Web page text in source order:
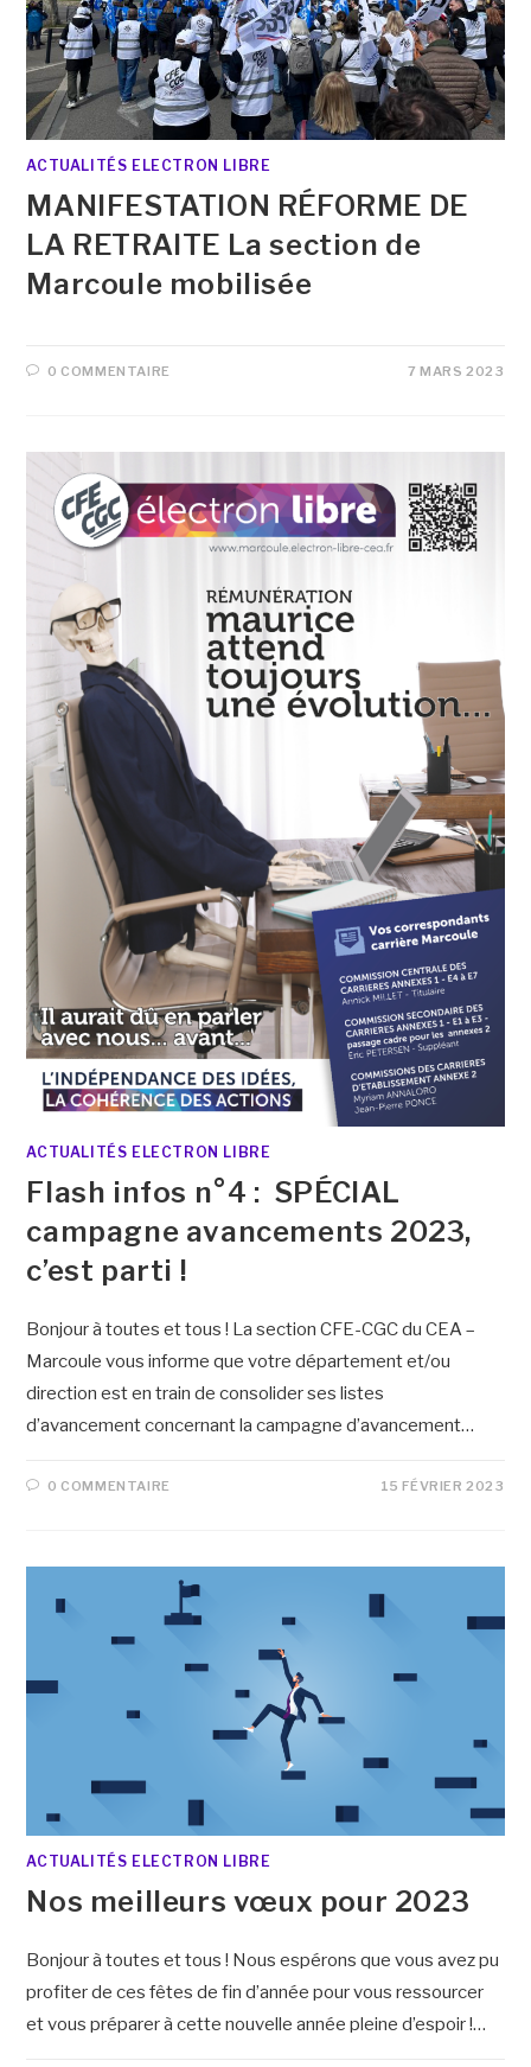
ACTUALITÉS ELECTRON LIBRE
MANIFESTATION RÉFORME DE
LA RETRAITE La section de
Marcoule mobilisée
0 COMMENTAIRE 7 MARS 2023
ACTUALITÉS ELECTRON LIBRE
Flash infos n°4 : SPÉCIAL
campagne avancements 2023,
c’est parti !
Bonjour à toutes et tous ! La section CFE-CGC du CEA –
Marcoule vous informe que votre département et/ou
direction est en train de consolider ses listes
d’avancement concernant la campagne d’avancement…
0 COMMENTAIRE 15 FÉVRIER 2023
ACTUALITÉS ELECTRON LIBRE
Nos meilleurs vœux pour 2023
Bonjour à toutes et tous ! Nous espérons que vous avez pu
profiter de ces fêtes de fin d’année pour vous ressourcer
et vous préparer à cette nouvelle année pleine d’espoir !…